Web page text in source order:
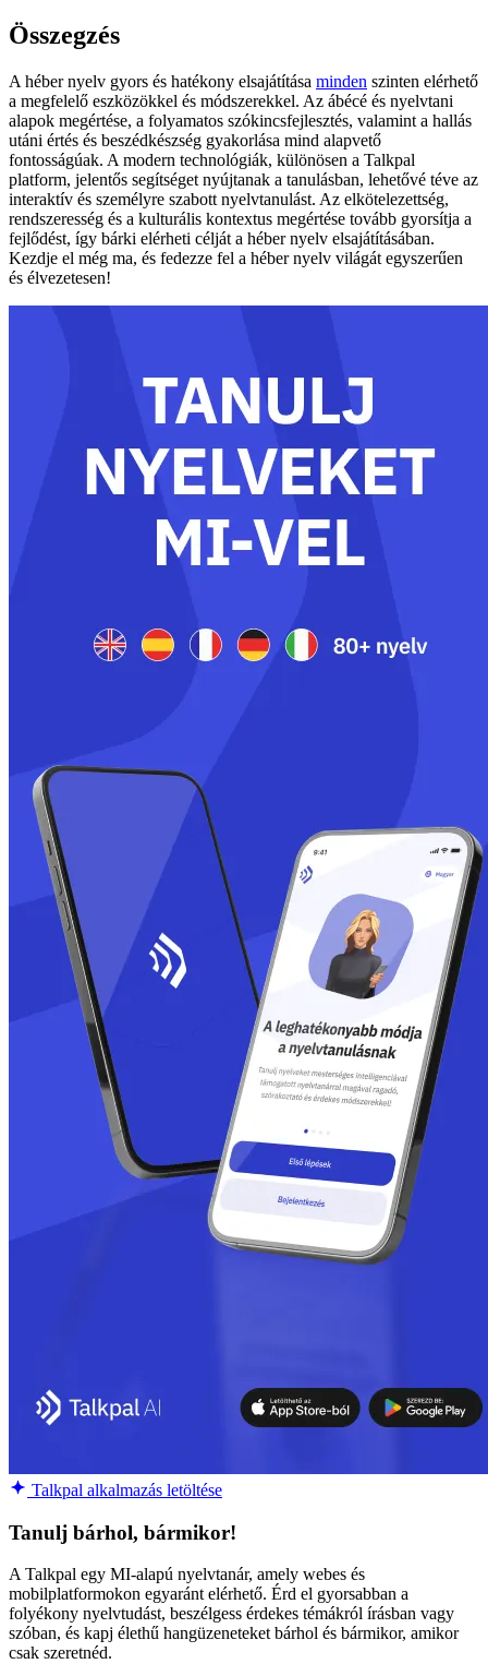
Összegzés
A héber nyelv gyors és hatékony elsajátítása minden szinten elérhető
a megfelelő eszközökkel és módszerekkel. Az ábécé és nyelvtani
alapok megértése, a folyamatos szókincsfejlesztés, valamint a hallás
utáni értés és beszédkészség gyakorlása mind alapvető
fontosságúak. A modern technológiák, különösen a Talkpal
platform, jelentős segítséget nyújtanak a tanulásban, lehetővé téve az
interaktív és személyre szabott nyelvtanulást. Az elkötelezettség,
rendszeresség és a kulturális kontextus megértése tovább gyorsítja a
fejlődést, így bárki elérheti célját a héber nyelv elsajátításában.
Kezdje el még ma, és fedezze fel a héber nyelv világát egyszerűen
és élvezetesen!
Talkpal alkalmazás letöltése
Tanulj bárhol, bármikor!
A Talkpal egy MI-alapú nyelvtanár, amely webes és
mobilplatformokon egyaránt elérhető. Érd el gyorsabban a
folyékony nyelvtudást, beszélgess érdekes témákról írásban vagy
szóban, és kapj élethű hangüzeneteket bárhol és bármikor, amikor
csak szeretnéd.